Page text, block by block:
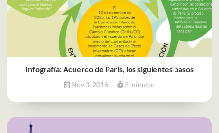
Infografía: Acuerdo de París, los siguientes pasos
Nov 3, 2016 2 minutos